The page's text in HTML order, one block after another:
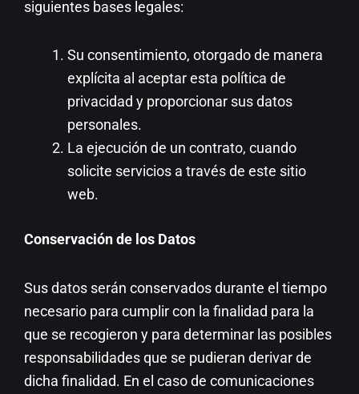
siguientes bases legales:
Su consentimiento, otorgado de manera
explícita al aceptar esta política de
privacidad y proporcionar sus datos
personales.
La ejecución de un contrato, cuando
solicite servicios a través de este sitio
web.
Conservación de los Datos
Sus datos serán conservados durante el tiempo
necesario para cumplir con la finalidad para la
que se recogieron y para determinar las posibles
responsabilidades que se pudieran derivar de
dicha finalidad. En el caso de comunicaciones